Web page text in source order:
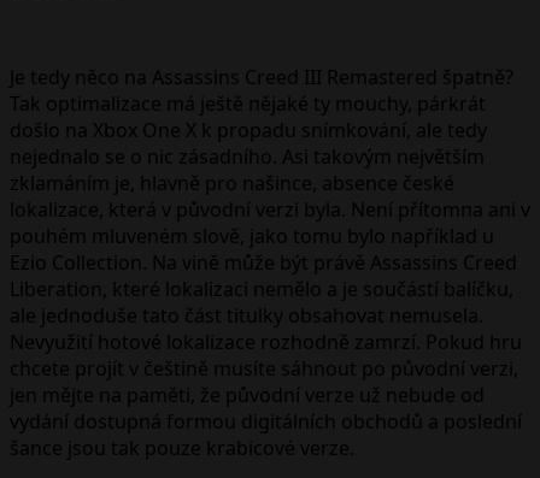
Je tedy něco na Assassins Creed III Remastered špatně?
Tak optimalizace má ještě nějaké ty mouchy, párkrát
došlo na Xbox One X k propadu snímkování, ale tedy
nejednalo se o nic zásadního. Asi takovým největším
zklamáním je, hlavně pro našince, absence české
lokalizace, která v původní verzi byla. Není přítomna ani v
pouhém mluveném slově, jako tomu bylo například u
Ezio Collection. Na vině může být právě Assassins Creed
Liberation, které lokalizaci nemělo a je součástí balíčku,
ale jednoduše tato část titulky obsahovat nemusela.
Nevyužití hotové lokalizace rozhodně zamrzí. Pokud hru
chcete projít v češtině musíte sáhnout po původní verzi,
jen mějte na paměti, že původní verze už nebude od
vydání dostupná formou digitálních obchodů a poslední
šance jsou tak pouze krabicové verze.